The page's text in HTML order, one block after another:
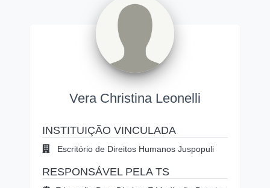
Vera Christina Leonelli
INSTITUIÇÃO VINCULADA
Escritório de Direitos Humanos Juspopuli
RESPONSÁVEL PELA TS